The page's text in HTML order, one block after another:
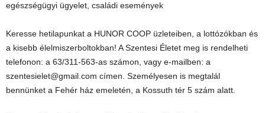
egészségügyi ügyelet, családi események
Keresse hetilapunkat a HUNOR COOP üzleteiben, a lottózókban és
a kisebb élelmiszerboltokban! A Szentesi Életet meg is rendelheti
telefonon: a 63/311-563-as számon, vagy e-mailben: a
szentesielet@gmail.com címen. Személyesen is megtalál
bennünket a Fehér ház emeletén, a Kossuth tér 5 szám alatt.